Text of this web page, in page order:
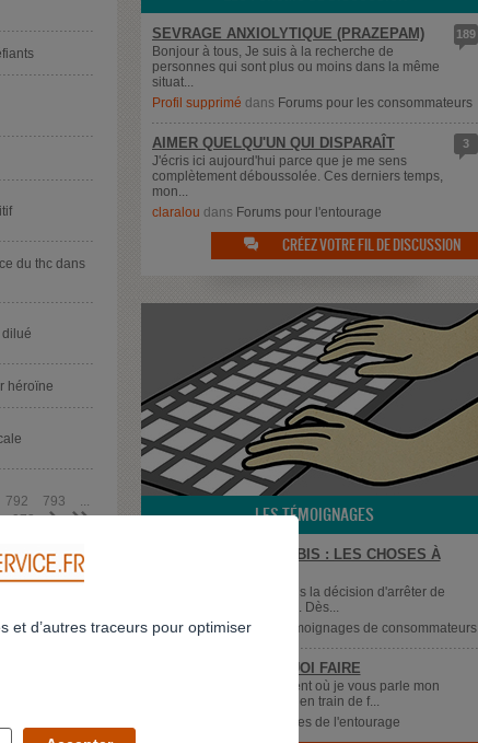
du thc dans
héroïne
792 793
973
> >>
189
SEVRAGE ANXIOLYTIQUE (PRAZEPAM)
Bonjour à tous, Je suis à la recherche de
personnes qui sont plus ou moins dans la même
situat...
Profil supprimé dans Forums pour les consommateurs
3
AIMER QUELQU'UN QUI DISPARAÎT
J'écris ici aujourd'hui parce que je me sens
complètement déboussolée. Ces derniers temps,
mon...
claralou dans Forums pour l'entourage
 CRÉEZ VOTRE FIL DE DISCUSSION
LES TÉMOIGNAGES
ARRÊTER LE CANNABIS : LES CHOSES À
Bonjour, Il y a peu, j'ai pris la décision d'arrêter de
consommer du cannabis. Dès...
Profil supprimédans Témoignages de consommateurs
JE NE SAIS PLUS QUOI FAIRE
Bonjour à tous, Au moment où je vous parle mon
conjoint qui à 43 ans est en train de f...
Témoignages de l'entourage
et d’autres traceurs pour optimiser